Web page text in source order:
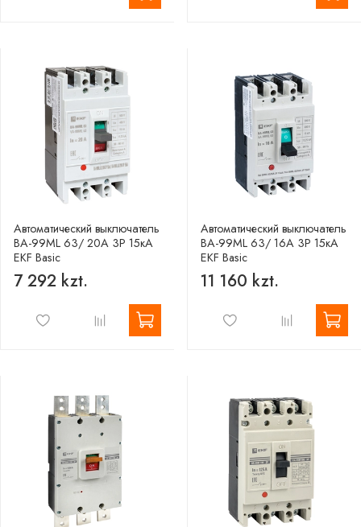
Автоматический выключатель
ВА-99МL 63/ 20А 3P 15кА
EKF Basic
7 292 kzt.
Автоматический выключатель
ВА-99МL 63/ 16А 3P 15кА
EKF Basic
11 160 kzt.